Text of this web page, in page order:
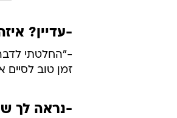
-עדיין?
-"החלטתי לדבר
זמן טוב לסיים
-נראה לך